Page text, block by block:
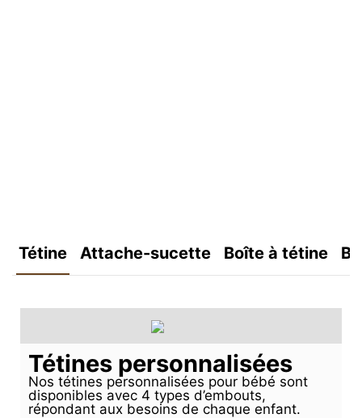
Tétine Attache-sucette Boîte à tétine
Tétines personnalisées
Nos tétines personnalisées pour bébé sont
disponibles avec 4 types d’embouts,
répondant aux besoins de chaque enfant.